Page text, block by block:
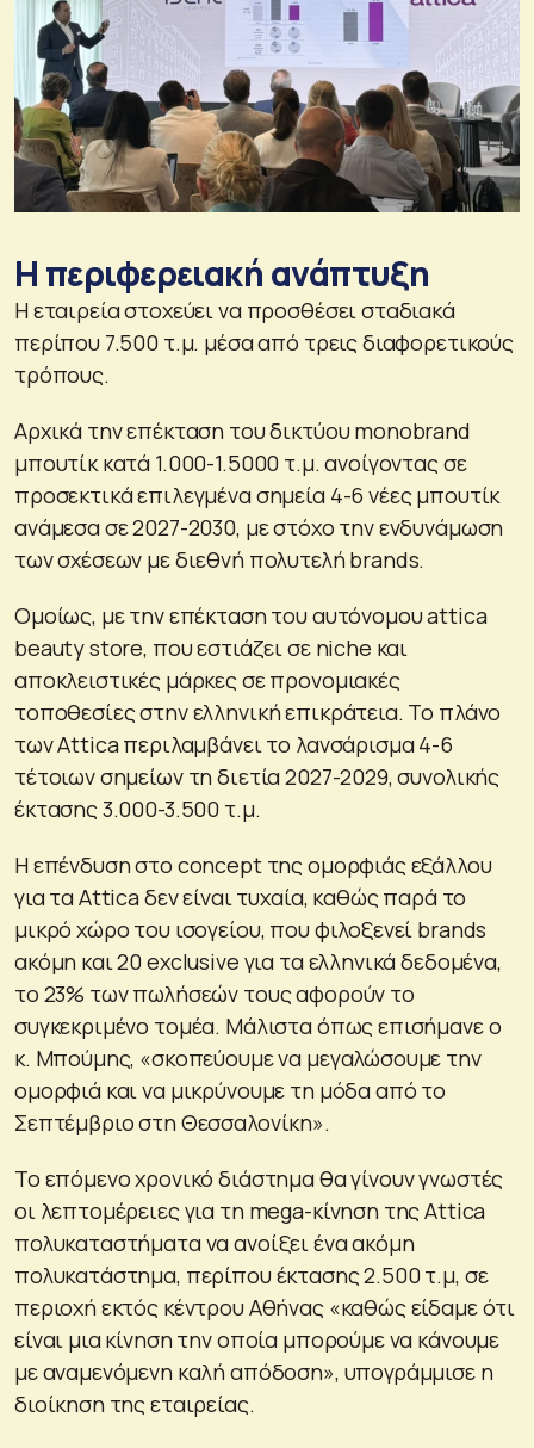
Η περιφερειακή ανάπτυξη
Η εταιρεία στοχεύει να προσθέσει σταδιακά
περίπου 7.500 τ.μ. μέσα από τρεις διαφορετικούς
τρόπους.
Αρχικά την επέκταση του δικτύου monobrand
μπουτίκ κατά 1.000-1.5000 τ.μ. ανοίγοντας σε
προσεκτικά επιλεγμένα σημεία 4-6 νέες μπουτίκ
ανάμεσα σε 2027-2030, με στόχο την ενδυνάμωση
των σχέσεων με διεθνή πολυτελή brands.
Ομοίως, με την επέκταση του αυτόνομου attica
beauty store, που εστιάζει σε niche και
αποκλειστικές μάρκες σε προνομιακές
τοποθεσίες στην ελληνική επικράτεια. Το πλάνο
των Attica περιλαμβάνει το λανσάρισμα 4-6
τέτοιων σημείων τη διετία 2027-2029, συνολικής
έκτασης 3.000-3.500 τ.μ.
Η επένδυση στο concept της ομορφιάς εξάλλου
για τα Attica δεν είναι τυχαία, καθώς παρά το
μικρό χώρο του ισογείου, που φιλοξενεί brands
ακόμη και 20 exclusive για τα ελληνικά δεδομένα,
το 23% των πωλήσεών τους αφορούν το
συγκεκριμένο τομέα. Μάλιστα όπως επισήμανε ο
κ. Μπούμης, «σκοπεύουμε να μεγαλώσουμε την
ομορφιά και να μικρύνουμε τη μόδα από το
Σεπτέμβριο στη Θεσσαλονίκη».
Το επόμενο χρονικό διάστημα θα γίνουν γνωστές
οι λεπτομέρειες για τη mega-κίνηση της Attica
πολυκαταστήματα να ανοίξει ένα ακόμη
πολυκατάστημα, περίπου έκτασης 2.500 τ.μ, σε
περιοχή εκτός κέντρου Αθήνας «καθώς είδαμε ότι
είναι μια κίνηση την οποία μπορούμε να κάνουμε
με αναμενόμενη καλή απόδοση», υπογράμμισε η
διοίκηση της εταιρείας.